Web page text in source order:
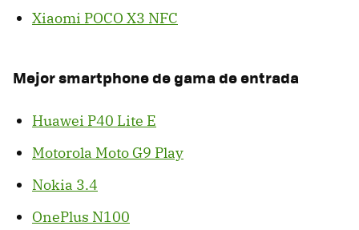
Xiaomi POCO X3 NFC
Mejor smartphone de gama de entrada
Huawei P40 Lite E
Motorola Moto G9 Play
Nokia 3.4
OnePlus N100